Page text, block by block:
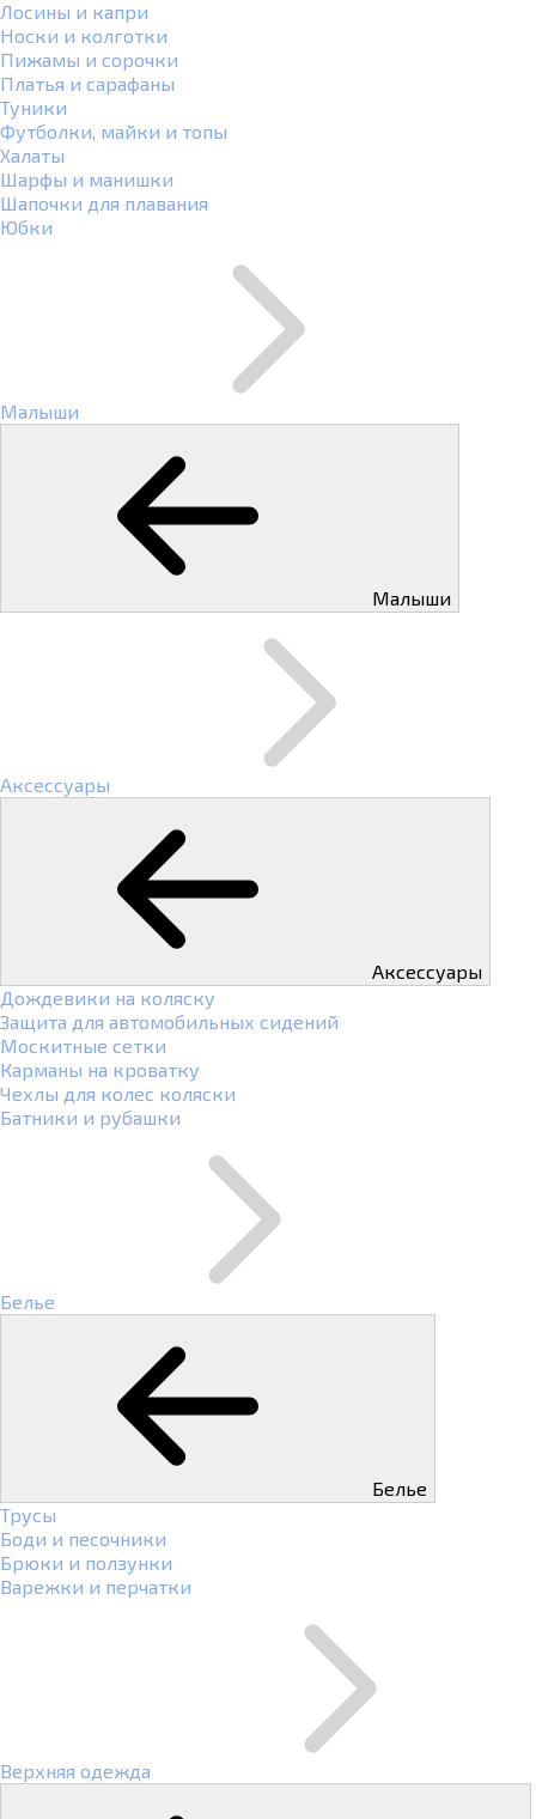
Лосины и капри
Носки и колготки
Пижамы и сорочки
Платья и сарафаны
Туники
Футболки, майки и топы
Халаты
Шарфы и манишки
Шапочки для плавания
Юбки
Малыши
Малыши
Аксессуары
Аксессуары
Дождевики на коляску
Защита для автомобильных сидений
Москитные сетки
Карманы на кроватку
Чехлы для колес коляски
Батники и рубашки
Белье
Белье
Трусы
Боди и песочники
Брюки и ползунки
Варежки и перчатки
Верхняя одежда